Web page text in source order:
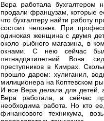
Вера работала
продали французам, которые
что бухгалтеру найти работу
состоит человек. При
одинокая женщина с двумя
около рыбного магазина, в
окнами. С нею сейчас
пятнадцатилетний Вова
преступников в Кимрах.
прошло даром: хулиганил,
милиционера на Коптевском
И все Вера делала для детей,
Вера работала, а сейчас
необходима работа. Но кто
финансового техникума,